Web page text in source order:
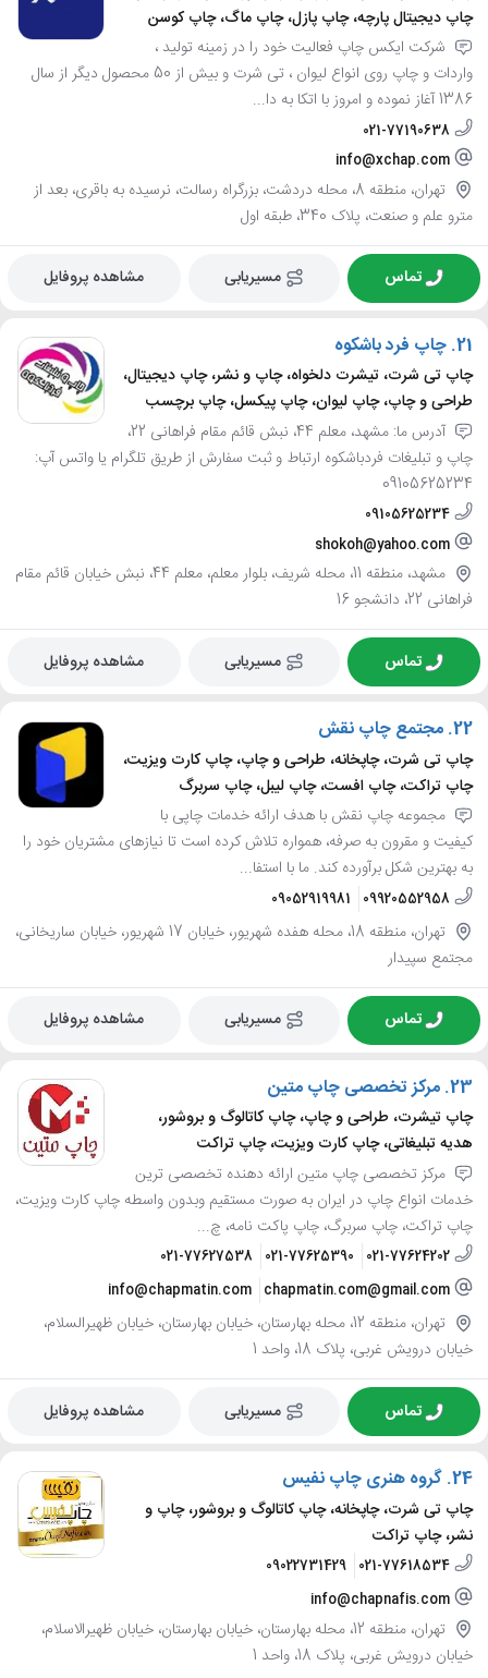
چاپ دیجیتال پارچه، چاپ پازل، چاپ ماگ، چاپ کوسن
شرکت ایکس چاپ فعالیت خود را در زمینه تولید ،
واردات و چاپ روی انواع لیوان ، تی شرت و بیش از 50 محصول دیگر از سال
1386 آغاز نموده و امروز با اتکا به دا...
021-77190638
info@xchap.com
تهران، منطقه 8، محله دردشت، بزرگراه رسالت، نرسیده به باقری، بعد از
مترو علم و صنعت، پلاک 340، طبقه اول
تماس مسیریابی مشاهده پروفایل
21. چاپ فرد باشکوه
چاپ تی شرت، تیشرت دلخواه، چاپ و نشر، چاپ دیجیتال،
طراحی و چاپ، چاپ لیوان، چاپ پیکسل، چاپ برچسب
آدرس ما: مشهد، معلم 44، نبش قائم مقام فراهانی 22،
چاپ و تبلیغات فردباشکوه ارتباط و ثبت سفارش از طریق تلگرام یا واتس آپ:
09105625234
09105625234
shokoh@yahoo.com
مشهد، منطقه 11، محله شریف، بلوار معلم، معلم 44، نبش خیابان قائم مقام
فراهانی 22، دانشجو 16
تماس مسیریابی مشاهده پروفایل
22. مجتمع چاپ نقش
چاپ تی شرت، چاپخانه، طراحی و چاپ، چاپ کارت ویزیت،
چاپ تراکت، چاپ افست، چاپ لیبل، چاپ سربرگ
مجموعه چاپ نقش با هدف ارائه خدمات چاپی با
کیفیت و مقرون به صرفه، همواره تلاش کرده است تا نیازهای مشتریان خود را
به بهترین شکل برآورده کند. ما با استفا...
09920552958
09052919981
تهران، منطقه 18، محله هفده شهریور، خیابان 17 شهریور، خیابان ساریخانی،
مجتمع سپیدار
تماس مسیریابی مشاهده پروفایل
23. مرکز تخصصی چاپ متین
چاپ تیشرت، طراحی و چاپ، چاپ کاتالوگ و بروشور،
هدیه تبلیغاتی، چاپ کارت ویزیت، چاپ تراکت
مرکز تخصصی چاپ متین ارائه دهنده تخصصی ترین
خدمات انواع چاپ در ایران به صورت مستقیم وبدون واسطه چاپ کارت ویزیت،
چاپ تراکت، چاپ سربرگ، چاپ پاکت نامه، چ...
021-77624202
021-77625390
021-77627538
chapmatin.com@gmail.com
info@chapmatin.com
تهران، منطقه 12، محله بهارستان، خیابان بهارستان، خیابان ظهیرالسلام،
خیابان درویش غربی، پلاک 18، واحد 1
تماس مسیریابی مشاهده پروفایل
24. گروه هنری چاپ نفیس
چاپ تی شرت، چاپخانه، چاپ کاتالوگ و بروشور، چاپ و
نشر، چاپ تراکت
021-77618534
09022731429
info@chapnafis.com
تهران، منطقه 12، محله بهارستان، خیابان بهارستان، خیابان ظهیرالاسلام،
خیابان درویش غربی، پلاک 18، واحد 1